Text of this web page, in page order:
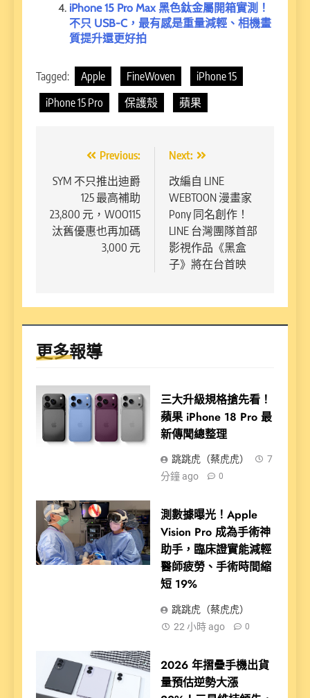
iPhone 15 Pro Max 黑色鈦金屬開箱實測！
不只 USB-C，最有感是重量減輕、相機畫
質提升還更好拍
Tagged: Apple FineWoven
iPhone 15
iPhone 15 Pro
保護殼 蘋果
章
導
覽
Previous:
SYM 不只推出迪爵
125 最高補助
23,800 元，WOO115
汰舊優惠也再加碼
3,000 元
Next:
改編自 LINE
WEBTOON 漫畫家
Pony 同名創作！
LINE 台灣團隊首部
影視作品《黑盒
子》將在台首映
更多報導
三大升級規格搶先看！
蘋果 iPhone 18 Pro 最
新傳聞總整理
跳跳虎（蔡虎虎）
7
分鐘 ago
0
測數據曝光！Apple
Vision Pro 成為手術神
助手，臨床證實能減輕
醫師疲勞、手術時間縮
短 19%
跳跳虎（蔡虎虎）
22 小時 ago
0
2026 年摺疊手機出貨
量預估逆勢大漲